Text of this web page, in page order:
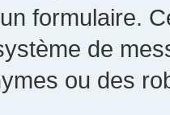
formulaire.
de
ou des